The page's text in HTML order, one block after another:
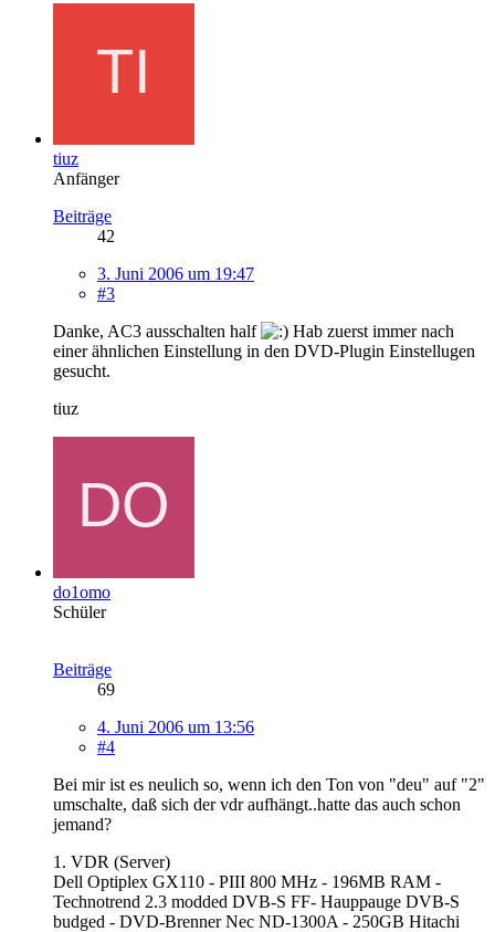
tiuz
Anfänger
Beiträge
42
3. Juni 2006 um 19:47
#3
Danke, AC3 ausschalten half
Hab zuerst immer nach
einer ähnlichen Einstellung in den DVD-Plugin Einstellugen
gesucht.
tiuz
do1omo
Schüler
Beiträge
69
4. Juni 2006 um 13:56
#4
Bei mir ist es neulich so, wenn ich den Ton von "deu" auf "2"
umschalte, daß sich der vdr aufhängt..hatte das auch schon
jemand?
1. VDR (Server)
Dell Optiplex GX110 - PIII 800 MHz - 196MB RAM -
Technotrend 2.3 modded DVB-S FF- Hauppauge DVB-S
budged - DVD-Brenner Nec ND-1300A - 250GB Hitachi